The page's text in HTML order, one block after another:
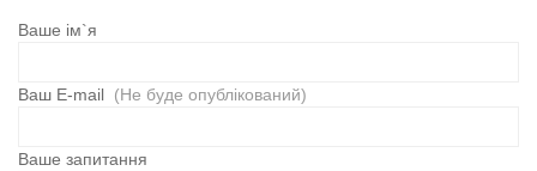
Ваше ім`я
Ваш E-mail (Не буде опублікований)
Ваше запитання